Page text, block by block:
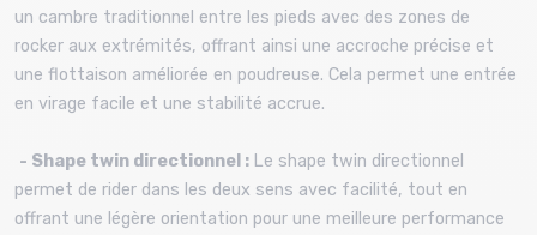
un cambre traditionnel entre les pieds avec des zones de
rocker aux extrémités, offrant ainsi une accroche précise et
une flottaison améliorée en poudreuse. Cela permet une entrée
en virage facile et une stabilité accrue.
- Shape twin directionnel : Le shape twin directionnel
permet de rider dans les deux sens avec facilité, tout en
offrant une légère orientation pour une meilleure performance